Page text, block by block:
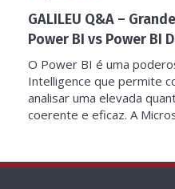
GALILEU Q&A –
Power BI vs Power BI
O Power BI é uma
Intelligence que permite
analisar uma elevada
coerente e eficaz. A